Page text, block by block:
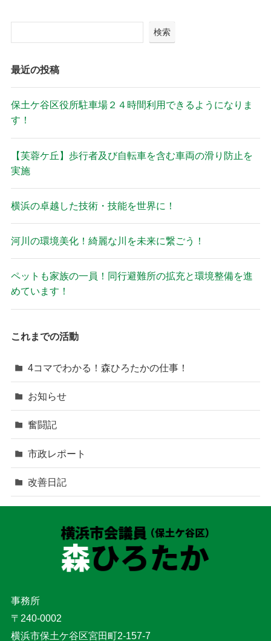
検索
最近の投稿
保土ケ谷区役所駐車場２４時間利用できるようになりま
す！
【芙蓉ケ丘】歩行者及び自転車を含む車両の滑り防止を
実施
横浜の卓越した技術・技能を世界に！
河川の環境美化！綺麗な川を未来に繋ごう！
ペットも家族の一員！同行避難所の拡充と環境整備を進
めています！
これまでの活動
4コマでわかる！森ひろたかの仕事！
お知らせ
奮闘記
市政レポート
改善日記
事務所
〒240-0002
横浜市保土ケ谷区宮田町2-157-7